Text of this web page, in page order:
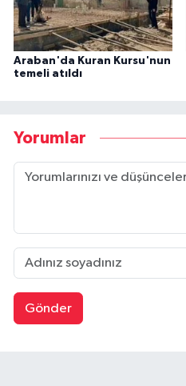
Araban'da Kuran Kursu'nun
temeli atıldı
Yorumlar
Gönder